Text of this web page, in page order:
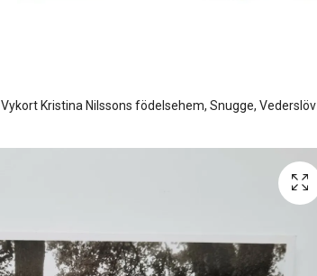
Vykort Kristina Nilssons födelsehem, Snugge, Vederslöv